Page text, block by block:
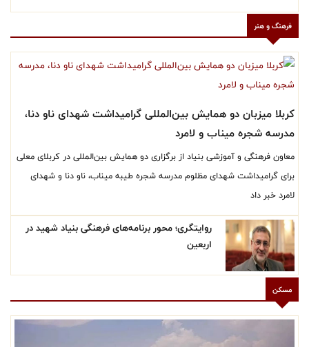
فرهنگ و هنر
کربلا میزبان دو همایش بین‌المللی گرامیداشت شهدای ناو دنا،
مدرسه شجره میناب و لامرد
معاون فرهنگی و آموزشی بنیاد از برگزاری دو همایش بین‌المللی در کربلای معلی
برای گرامیداشت شهدای مظلوم مدرسه شجره طیبه میناب، ناو دنا و شهدای
لامرد خبر داد
روایتگری؛ محور برنامه‌های فرهنگی بنیاد شهید در
اربعین
مسکن